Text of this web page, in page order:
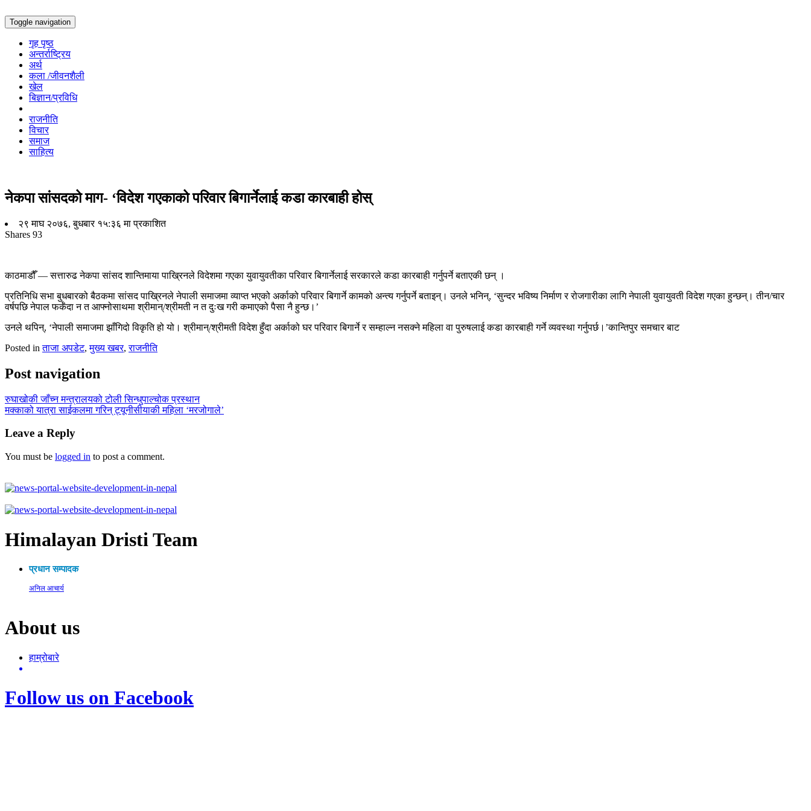
Toggle navigation
गृह पृष्ठ
अन्तर्राष्ट्रिय
अर्थ
कला /जीवनशैली
खेल
बिज्ञान/प्रविधि
राजनीति
विचार
समाज
साहित्य
नेकपा सांसदको माग- ‘विदेश गएकाको परिवार बिगार्नेलाई कडा कारबाही होस्
२९ माघ २०७६, बुधबार १५:३६ मा प्रकाशित
Shares 93
काठमाडौँ — सत्तारुढ नेकपा सांसद शान्तिमाया पाख्रिनले विदेशमा गएका युवायुवतीका परिवार बिगार्नेलाई सरकारले कडा कारबाही गर्नुपर्ने बताएकी छन् ।
प्रतिनिधि सभा बुधबारको बैठकमा सांसद पाख्रिनले नेपाली समाजमा व्याप्त भएको अर्काको परिवार बिगार्ने कामको अन्त्य गर्नुपर्ने बताइन्। उनले भनिन्, ‘सुन्दर भविष्य निर्माण र रोजगारीका लागि नेपाली युवायुवती विदेश गएका हुन्छन्। तीन/चार
वर्षपछि नेपाल फर्कँदा न त आफ्‍नोसाथमा श्रीमान्/श्रीमती न त दुःख गरी कमाएको पैसा नै हुन्छ।’
उनले थपिन्, ‘नेपाली समाजमा झाँगिदो विकृति हो यो। श्रीमान्/श्रीमती विदेश हुँदा अर्काको घर परिवार बिगार्ने र सम्हाल्न नसक्‍ने महिला वा पुरुषलाई कडा कारबाही गर्ने व्यवस्था गर्नुपर्छ।’कान्तिपुर समचार बाट
Posted inताजा अपडेट,मुख्य खबर,राजनीति
Post navigation
रुघाखोकी जाँच्न मन्त्रालयको टोली सिन्धुपाल्चोक प्रस्थान
मक्काको यात्रा साईकलमा गरिन् ट्यूनीसीयाकी महिला ‘मरजोगाले’
Leave a Reply
You must be logged in to post a comment.
Himalayan Dristi Team
प्रधान सम्पादक
अनिल आचार्य
About us
हाम्रोबारे
Follow us on Facebook